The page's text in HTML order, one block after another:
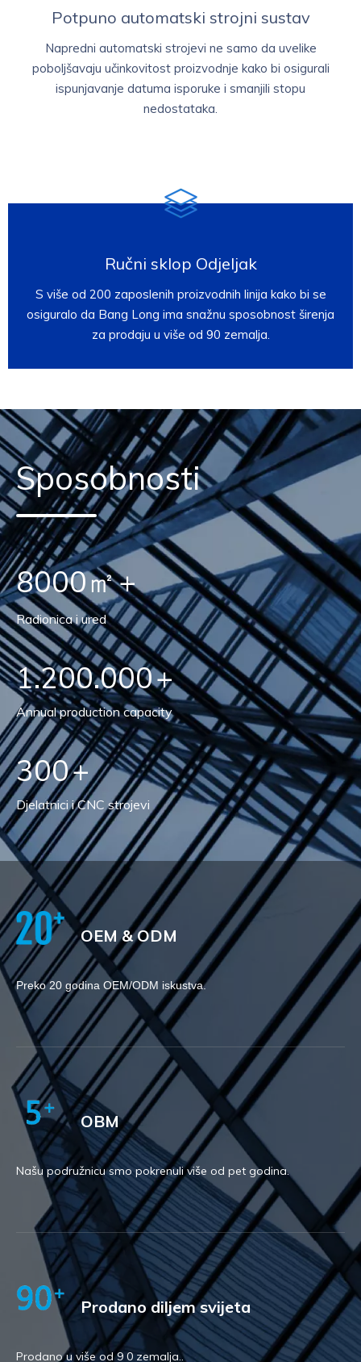
Potpuno automatski strojni sustav​​​​​​
Napredni automatski strojevi ne samo da uvelike
poboljšavaju učinkovitost proizvodnje kako bi osigurali
ispunjavanje datuma isporuke i smanjili stopu
nedostataka.
Ručni sklop Odjeljak
S više od 200 zaposlenih proizvodnih linija kako bi se
osiguralo da Bang Long ima snažnu sposobnost širenja
za prodaju u više od 90 zemalja.
Sposobnosti
8000㎡​​​​​​​+
Radionica i ured
1.200.000​​​​​​​+
Annual production capacity
300+
Djelatnici i CNC strojevi
OEM & ODM​​​​​​​
Preko 20 godina OEM/ODM iskustva.
OBM
Našu podružnicu smo pokrenuli više od pet godina.
Prodano diljem svijeta
Prodano u više od9 0 zemalja..